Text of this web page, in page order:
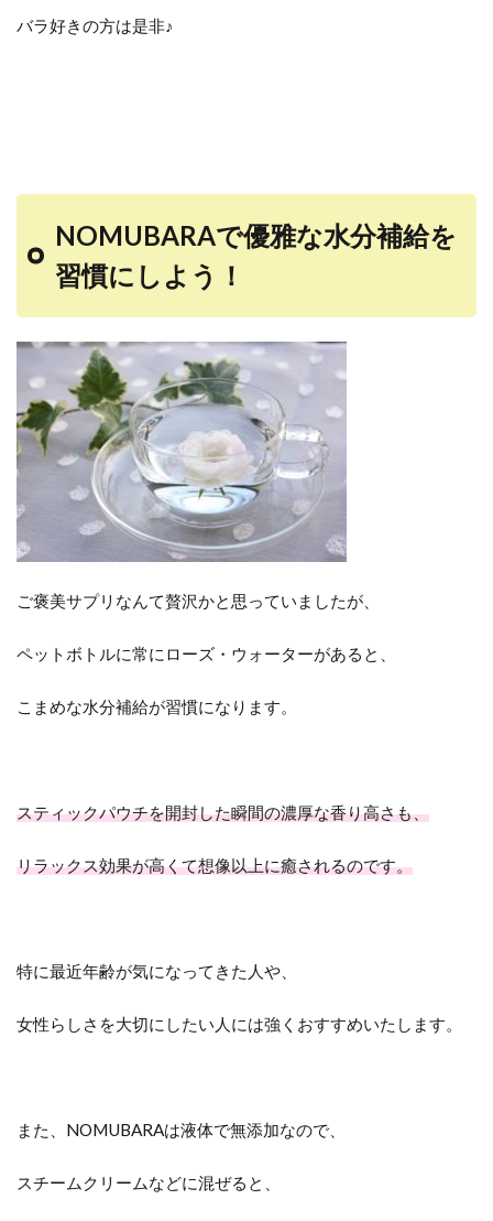
バラ好きの方は是非♪
NOMUBARAで優雅な水分補給を
習慣にしよう！
ご褒美サプリなんて贅沢かと思っていましたが、
ペットボトルに常にローズ・ウォーターがあると、
こまめな水分補給が習慣になります。
スティックパウチを開封した瞬間の濃厚な香り高さも、
リラックス効果が高くて想像以上に癒されるのです。
特に最近年齢が気になってきた人や、
女性らしさを大切にしたい人には強くおすすめいたします。
また、NOMUBARAは液体で無添加なので、
スチームクリームなどに混ぜると、